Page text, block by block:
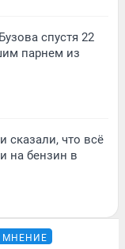
спустя 22
парнем из
сказали, что всё
на бензин в
МНЕНИЕ